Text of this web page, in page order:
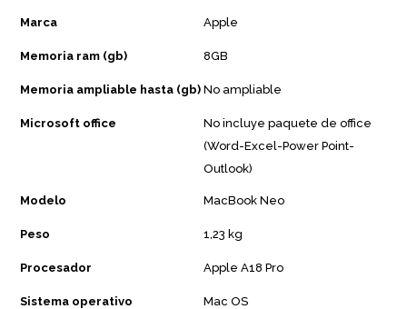
Marca Apple
Memoria ram (gb) 8GB
Memoria ampliable hasta (gb) No ampliable
Microsoft office
No incluye paquete de office
(Word-Excel-Power Point-
Outlook)
Modelo MacBook Neo
Peso 1,23 kg
Procesador Apple A18 Pro
Sistema operativo Mac OS